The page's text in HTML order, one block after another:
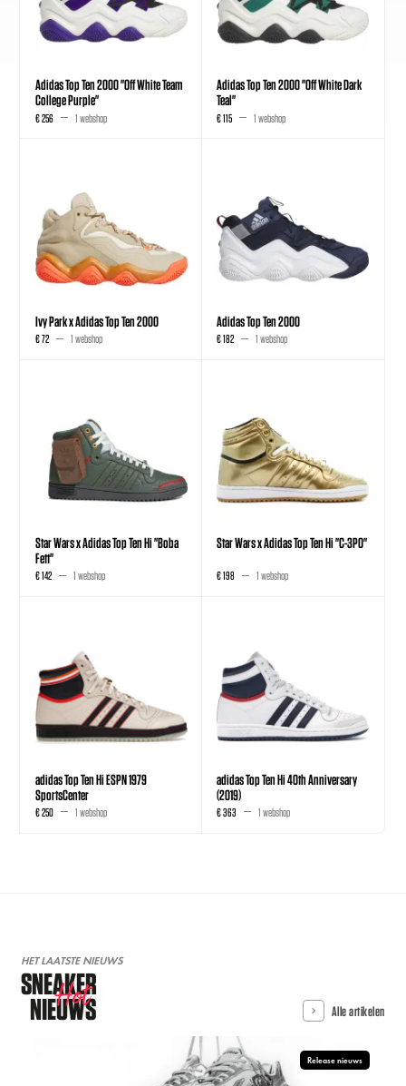
Adidas Top Ten 2000 "Off White Team
College Purple"
€ 256 1 webshop
Adidas Top Ten 2000 "Off White Dark
Teal"
€ 115 1 webshop
Ivy Park x Adidas Top Ten 2000
€ 72 1 webshop
Adidas Top Ten 2000
€ 182 1 webshop
Star Wars x Adidas Top Ten Hi "Boba
Fett"
€ 142 1 webshop
Star Wars x Adidas Top Ten Hi "C-3PO"
€ 198 1 webshop
adidas Top Ten Hi ESPN 1979
SportsCenter
€ 250 1 webshop
adidas Top Ten Hi 40th Anniversary
(2019)
€ 363 1 webshop
HET LAATSTE NIEUWS
SNEAKER
NIEUWS
Hot Alle artikelen
Release nieuws